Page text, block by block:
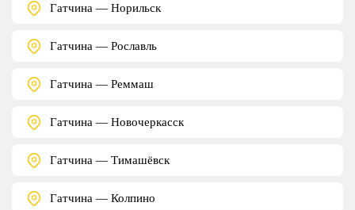
Гатчина — Норильск
Гатчина — Рославль
Гатчина — Реммаш
Гатчина — Новочеркасск
Гатчина — Тимашёвск
Гатчина — Колпино